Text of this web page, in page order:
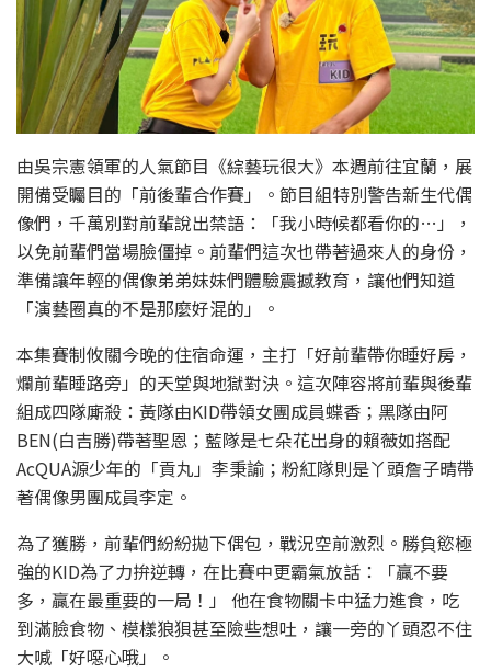
由吳宗憲領軍的人氣節目《綜藝玩很大》本週前往宜蘭，展
開備受矚目的「前後輩合作賽」。節目組特別警告新生代偶
像們，千萬別對前輩說出禁語：「我小時候都看你的…」，
以免前輩們當場臉僵掉。前輩們這次也帶著過來人的身份，
準備讓年輕的偶像弟弟妹妹們體驗震撼教育，讓他們知道
「演藝圈真的不是那麼好混的」。
本集賽制攸關今晚的住宿命運，主打「好前輩帶你睡好房，
爛前輩睡路旁」的天堂與地獄對決。這次陣容將前輩與後輩
組成四隊廝殺：黃隊由KID帶領女團成員蝶香；黑隊由阿
BEN(白吉勝)帶著聖恩；藍隊是七朵花出身的賴薇如搭配
AcQUA源少年的「貢丸」李秉諭；粉紅隊則是丫頭詹子晴帶
著偶像男團成員李定。
為了獲勝，前輩們紛紛拋下偶包，戰況空前激烈。勝負慾極
強的KID為了力拚逆轉，在比賽中更霸氣放話：「贏不要
多，贏在最重要的一局！」 他在食物關卡中猛力進食，吃
到滿臉食物、模樣狼狽甚至險些想吐，讓一旁的丫頭忍不住
大喊「好噁心哦」。